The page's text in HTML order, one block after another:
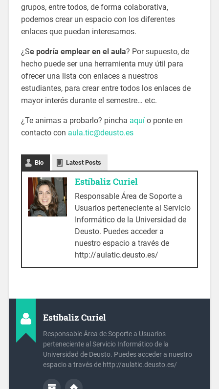
grupos, entre todos, de forma colaborativa,
podemos crear un espacio con los diferentes
enlaces que puedan interesarnos.
¿Se podría emplear en el aula? Por supuesto, de
hecho puede ser una herramienta muy útil para
ofrecer una lista con enlaces a nuestros
estudiantes, para crear entre todos los enlaces de
mayor interés durante el semestre… etc.
¿Te animas a probarlo? pincha aquío ponte en
contacto con aula.tic@deusto.es
Bio Latest Posts
Estíbaliz Curiel
Responsable Área de Soporte a
Usuarios perteneciente al Servicio
Informático de la Universidad de
Deusto. Puedes acceder a
nuestro espacio a través de
http://aulatic.deusto.es/
Estíbaliz Curiel
Responsable Área de Soporte a Usuarios
perteneciente al Servicio Informático de la
Universidad de Deusto. Puedes acceder a nuestro
espacio a través de http://aulatic.deusto.es/